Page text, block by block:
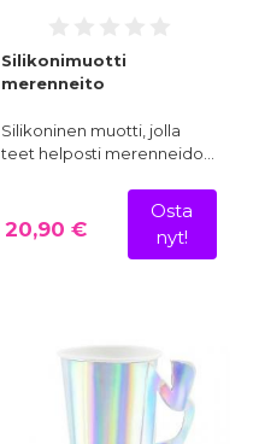
Silikonimuotti
merenneito
Silikoninen muotti, jolla
teet helposti merenneido…
20,90 €
Osta
nyt!